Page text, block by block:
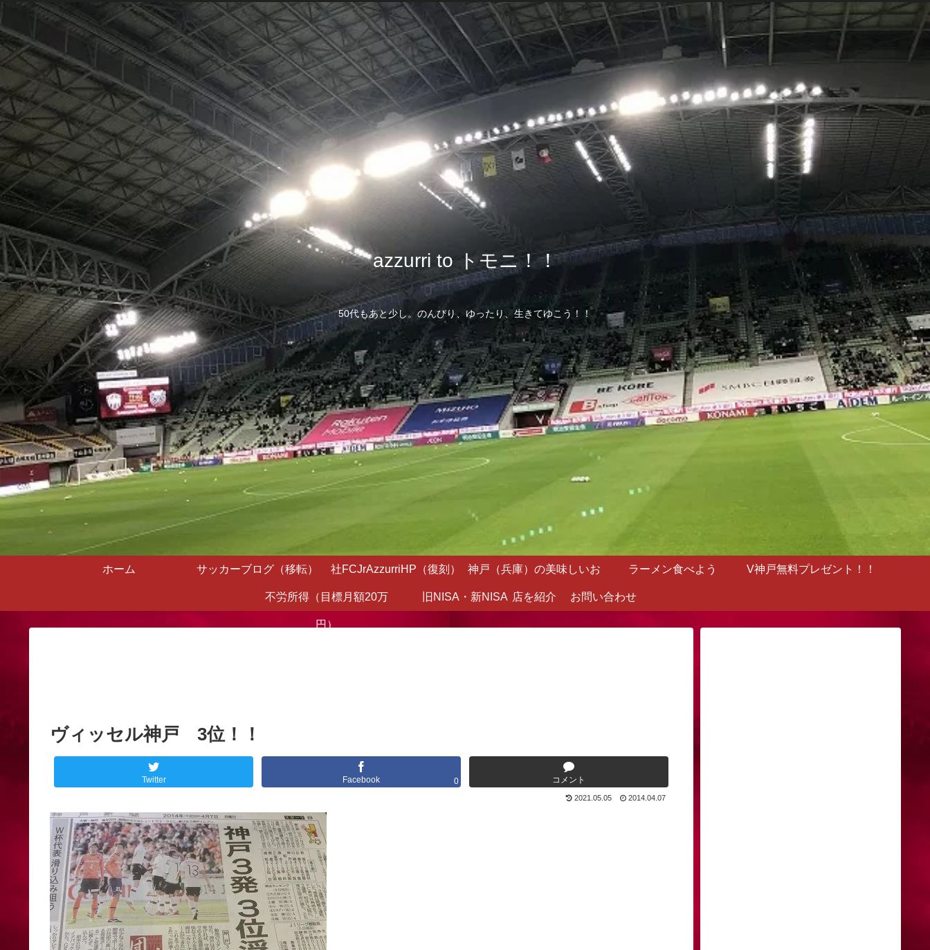
azzurri to トモニ！！
50代もあと少し。のんびり、ゆったり、生きてゆこう！！
ホーム サッカーブログ（移転） 社FCJrAzzurriHP（復刻） 神戸（兵庫）の美味しいお
店を紹介
ラーメン食べよう V神戸無料プレゼント！！
不労所得（目標月額20万
円）
旧NISA・新NISA お問い合わせ
ヴィッセル神戸 3位！！
Twitter Facebook 0 コメント
2021.05.05 2014.04.07